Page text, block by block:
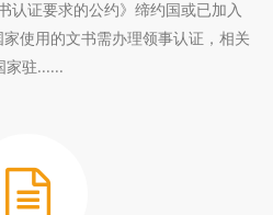
认证要求的公约》缔约国或已加入
家使用的文书需办理领事认证，相关
家驻......